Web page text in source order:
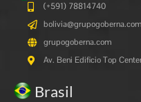
(+591) 78814740
bolivia@grupogoberna.com
grupogoberna.com
Av. Beni Edificio Top
Brasil